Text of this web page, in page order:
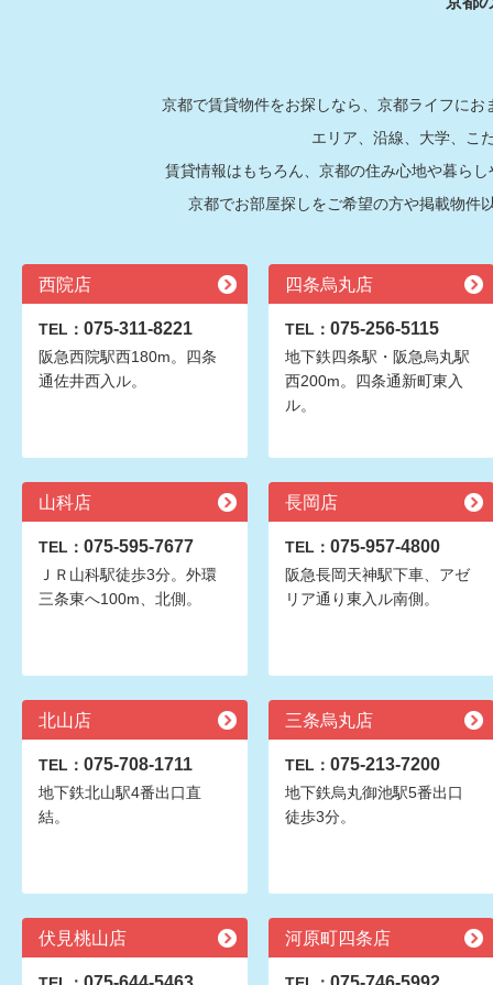
京都で賃貸物件をお探しなら、京都ライフに
エリア、沿線、大学、こ
賃貸情報はもちろん、京都の住み心地や暮ら
京都でお部屋探しをご希望の方や掲載物件
西院店
TEL： 075-311-8221
阪急西院駅西180m。四条
通佐井西入ル。
四条烏丸店
TEL： 075-256-5115
地下鉄四条駅・阪急烏丸駅
西200m。四条通新町東入
ル。
山科店
TEL： 075-595-7677
ＪＲ山科駅徒歩3分。外環
三条東へ100m、北側。
長岡店
TEL： 075-957-4800
阪急長岡天神駅下車、アゼ
リア通り東入ル南側。
北山店
TEL： 075-708-1711
地下鉄北山駅4番出口直
結。
三条烏丸店
TEL： 075-213-7200
地下鉄烏丸御池駅5番出口
徒歩3分。
伏見桃山店 河原町四条店